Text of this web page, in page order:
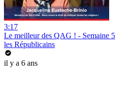
3:17
Le meilleur des QAG ! - Semaine 5
les Républicains
il y a 6 ans